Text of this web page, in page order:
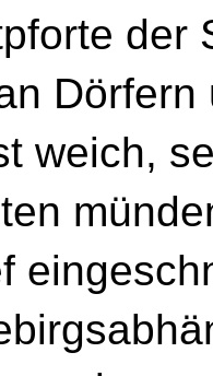
der
Dörfern
weich,